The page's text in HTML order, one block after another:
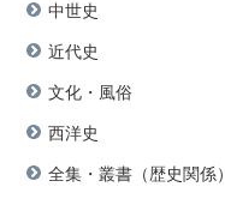
中世史
近代史
文化・風俗
西洋史
全集・叢書（歴史関係）